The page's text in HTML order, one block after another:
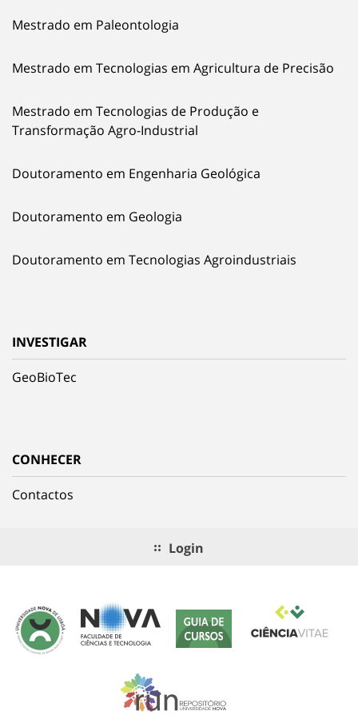
Mestrado em Paleontologia
Mestrado em Tecnologias em Agricultura de Precisão
Mestrado em Tecnologias de Produção e
Transformação Agro-Industrial
Doutoramento em Engenharia Geológica
Doutoramento em Geologia
Doutoramento em Tecnologias Agroindustriais
INVESTIGAR
GeoBioTec
CONHECER
Contactos
Login